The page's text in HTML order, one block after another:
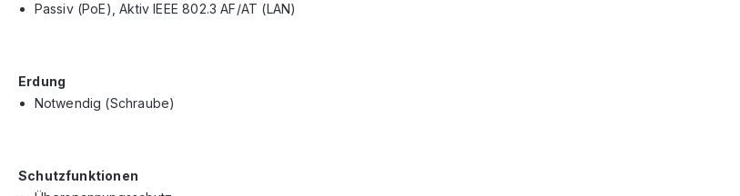
Passiv (PoE), Aktiv IEEE 802.3 AF/AT (LAN)
Erdung
Notwendig (Schraube)
Schutzfunktionen